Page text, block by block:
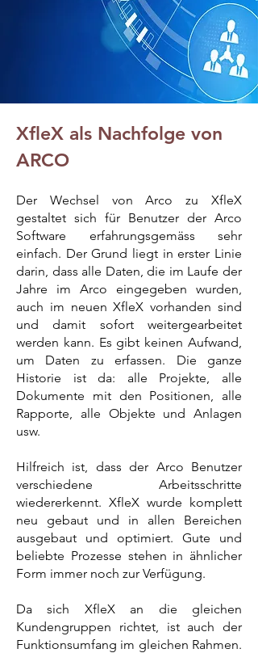
XfleX als Nachfolge von
ARCO
Der Wechsel von Arco zu XfleX
gestaltet sich für Benutzer der Arco
Software erfahrungsgemäss sehr
einfach. Der Grund liegt in erster Linie
darin, dass alle Daten, die im Laufe der
Jahre im Arco eingegeben wurden,
auch im neuen XfleX vorhanden sind
und damit sofort weitergearbeitet
werden kann. Es gibt keinen Aufwand,
um Daten zu erfassen. Die ganze
Historie ist da: alle Projekte, alle
Dokumente mit den Positionen, alle
Rapporte, alle Objekte und Anlagen
usw.
Hilfreich ist, dass der Arco Benutzer
verschiedene Arbeitsschritte
wiedererkennt. XfleX wurde komplett
neu gebaut und in allen Bereichen
ausgebaut und optimiert. Gute und
beliebte Prozesse stehen in ähnlicher
Form immer noch zur Verfügung.
Da sich XfleX an die gleichen
Kundengruppen richtet, ist auch der
Funktionsumfang im gleichen Rahmen.